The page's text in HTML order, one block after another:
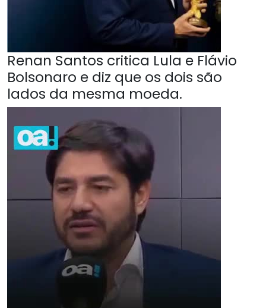
Renan Santos critica Lula e Flávio
Bolsonaro e diz que os dois são
lados da mesma moeda.